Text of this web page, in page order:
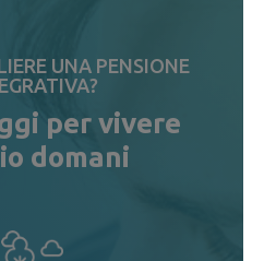
UNA PENSIONE
per vivere
domani